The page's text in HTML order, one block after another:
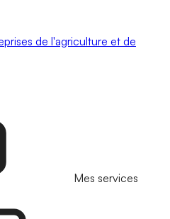
de l'agriculture et de
Mes services